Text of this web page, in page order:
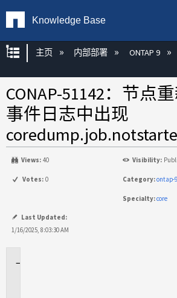
Knowledge Base
扩展/隐缩全局层次
主页 内部部署 ONTAP 9
CONAP-51142：节点
事件日志中出现
Views: 40 Visibility:
Votes: 0 Category:ontap-9
Specialty:core
Last Updated:
1/16/2025, 8:03:30 AM